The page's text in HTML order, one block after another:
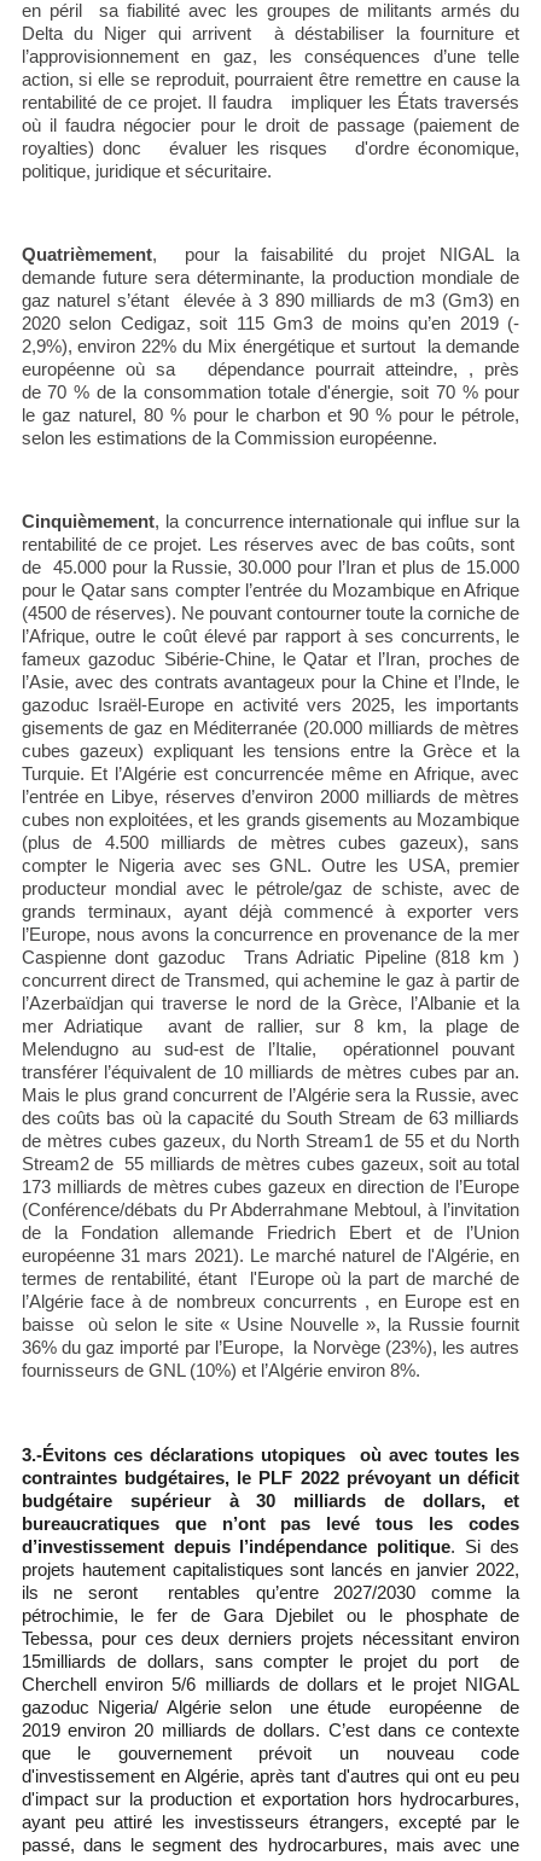
en péril sa fiabilité avec les groupes de militants armés du
Delta du Niger qui arrivent à déstabiliser la fourniture et
l’approvisionnement en gaz, les conséquences d’une telle
action, si elle se reproduit, pourraient être remettre en cause la
rentabilité de ce projet. Il faudra impliquer les États traversés
où il faudra négocier pour le droit de passage (paiement de
royalties) donc évaluer les risques d'ordre économique,
politique, juridique et sécuritaire.
Quatrièmement, pour la faisabilité du projet NIGAL la
demande future sera déterminante, la production mondiale de
gaz naturel s’étant élevée à 3 890 milliards de m3 (Gm3) en
2020 selon Cedigaz, soit 115 Gm3 de moins qu’en 2019 (-
2,9%), environ 22% du Mix énergétique et surtout la demande
européenne où sa dépendance pourrait atteindre, , près
de 70 % de la consommation totale d'énergie, soit 70 % pour
le gaz naturel, 80 % pour le charbon et 90 % pour le pétrole,
selon les estimations de la Commission européenne.
Cinquièmement, la concurrence internationale qui influe sur la
rentabilité de ce projet. Les réserves avec de bas coûts, sont
de 45.000 pour la Russie, 30.000 pour l’Iran et plus de 15.000
pour le Qatar sans compter l’entrée du Mozambique en Afrique
(4500 de réserves). Ne pouvant contourner toute la corniche de
l’Afrique, outre le coût élevé par rapport à ses concurrents, le
fameux gazoduc Sibérie-Chine, le Qatar et l’Iran, proches de
l’Asie, avec des contrats avantageux pour la Chine et l’Inde, le
gazoduc Israël-Europe en activité vers 2025, les importants
gisements de gaz en Méditerranée (20.000 milliards de mètres
cubes gazeux) expliquant les tensions entre la Grèce et la
Turquie. Et l’Algérie est concurrencée même en Afrique, avec
l’entrée en Libye, réserves d’environ 2000 milliards de mètres
cubes non exploitées, et les grands gisements au Mozambique
(plus de 4.500 milliards de mètres cubes gazeux), sans
compter le Nigeria avec ses GNL. Outre les USA, premier
producteur mondial avec le pétrole/gaz de schiste, avec de
grands terminaux, ayant déjà commencé à exporter vers
l’Europe, nous avons la concurrence en provenance de la mer
Caspienne dont gazoduc Trans Adriatic Pipeline (818 km )
concurrent direct de Transmed, qui achemine le gaz à partir de
l’Azerbaïdjan qui traverse le nord de la Grèce, l’Albanie et la
mer Adriatique avant de rallier, sur 8 km, la plage de
Melendugno au sud-est de l’Italie, opérationnel pouvant
transférer l’équivalent de 10 milliards de mètres cubes par an.
Mais le plus grand concurrent de l’Algérie sera la Russie, avec
des coûts bas où la capacité du South Stream de 63 milliards
de mètres cubes gazeux, du North Stream1 de 55 et du North
Stream2 de 55 milliards de mètres cubes gazeux, soit au total
173 milliards de mètres cubes gazeux en direction de l’Europe
(Conférence/débats du Pr Abderrahmane Mebtoul, à l’invitation
de la Fondation allemande Friedrich Ebert et de l’Union
européenne 31 mars 2021). Le marché naturel de l'Algérie, en
termes de rentabilité, étant l'Europe où la part de marché de
l’Algérie face à de nombreux concurrents , en Europe est en
baisse où selon le site « Usine Nouvelle », la Russie fournit
36% du gaz importé par l’Europe, la Norvège (23%), les autres
fournisseurs de GNL (10%) et l’Algérie environ 8%.
3.-Évitons ces déclarations utopiques où avec toutes les
contraintes budgétaires, le PLF 2022 prévoyant un déficit
budgétaire supérieur à 30 milliards de dollars, et
bureaucratiques que n’ont pas levé tous les codes
d’investissement depuis l’indépendance politique. Si des
projets hautement capitalistiques sont lancés en janvier 2022,
ils ne seront rentables qu’entre 2027/2030 comme la
pétrochimie, le fer de Gara Djebilet ou le phosphate de
Tebessa, pour ces deux derniers projets nécessitant environ
15milliards de dollars, sans compter le projet du port de
Cherchell environ 5/6 milliards de dollars et le projet NIGAL
gazoduc Nigeria/ Algérie selon une étude européenne de
2019 environ 20 milliards de dollars. C’est dans ce contexte
que le gouvernement prévoit un nouveau code
d'investissement en Algérie, après tant d'autres qui ont eu peu
d'impact sur la production et exportation hors hydrocarbures,
ayant peu attiré les investisseurs étrangers, excepté par le
passé, dans le segment des hydrocarbures, mais avec une